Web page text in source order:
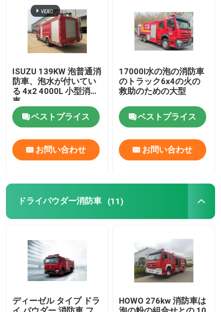
ISUZU 139KW 泡普通消
防車、泡水が付いてい
る 4x2 4000L 小型消防
車
ベストプライス
お問い合わせ
17000l水の泡の消防車
のトラック6x4の火の
救助のための大型
ベストプライス
お問い合わせ
ドライパウダー消防車 (11)
ディーゼル タイプ ドラ
HOWO 276kw 消防車は